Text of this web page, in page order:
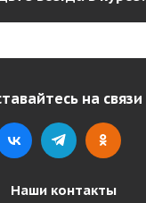
на связи
Наши контакты